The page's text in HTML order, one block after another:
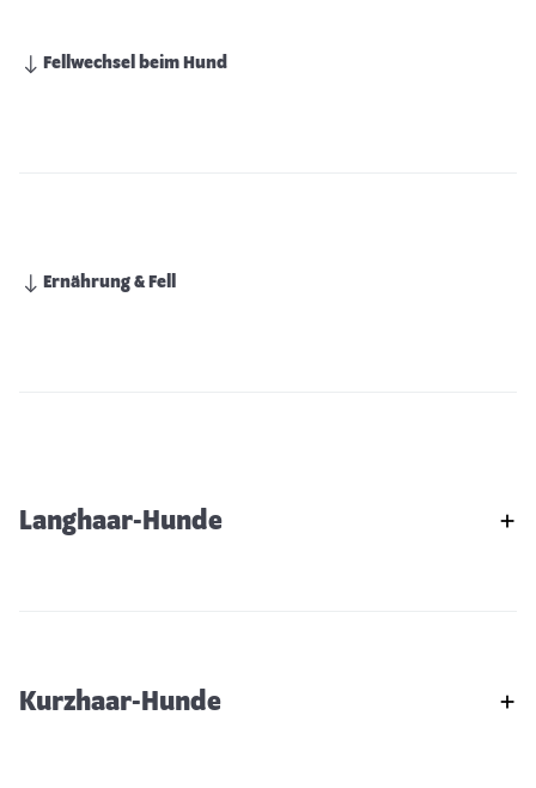
Fellwechsel beim Hund
Ernährung & Fell
Langhaar-Hunde
Kurzhaar-Hunde